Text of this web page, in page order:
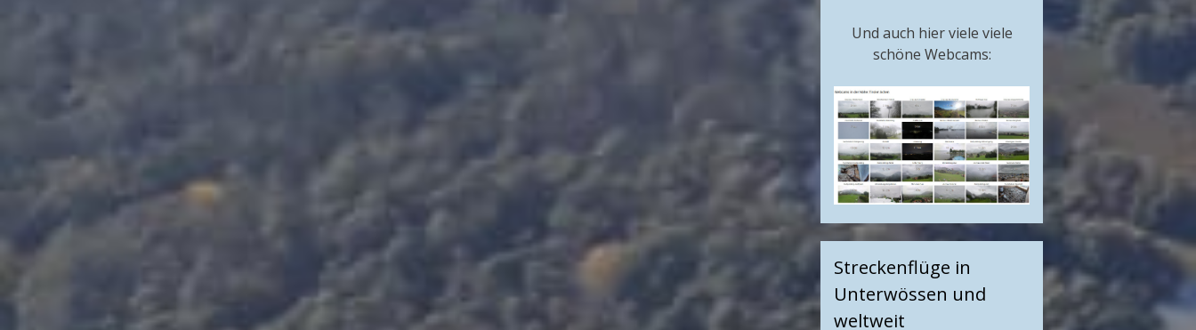
Und auch hier viele viele
schöne Webcams:
Streckenflüge in
Unterwössen und
weltweit